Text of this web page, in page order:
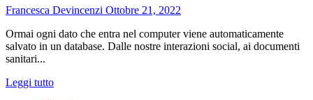
occasione
braccio:
e
come
Francesca Devincenzi Ottobre 21, 2022
Ormai ogni dato che entra nel computer viene automaticamente
salvato in un database. Dalle nostre interazioni social, ai documenti
sanitari...
Leggi tuttoLeggi